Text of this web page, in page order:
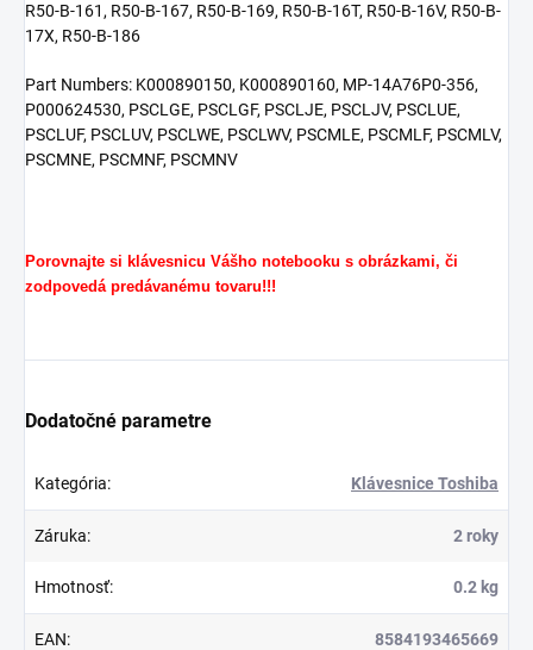
R50-B-161, R50-B-167, R50-B-169, R50-B-16T, R50-B-16V, R50-B-
17X, R50-B-186
Part Numbers: K000890150, K000890160, MP-14A76P0-356,
P000624530, PSCLGE, PSCLGF, PSCLJE, PSCLJV, PSCLUE,
PSCLUF, PSCLUV, PSCLWE, PSCLWV, PSCMLE, PSCMLF, PSCMLV,
PSCMNE, PSCMNF, PSCMNV
Porovnajte si klávesnicu Vášho notebooku s obrázkami, či
zodpovedá predávanému tovaru!!!
Dodatočné parametre
Kategória: Klávesnice Toshiba
Záruka: 2 roky
Hmotnosť: 0.2 kg
EAN: 8584193465669